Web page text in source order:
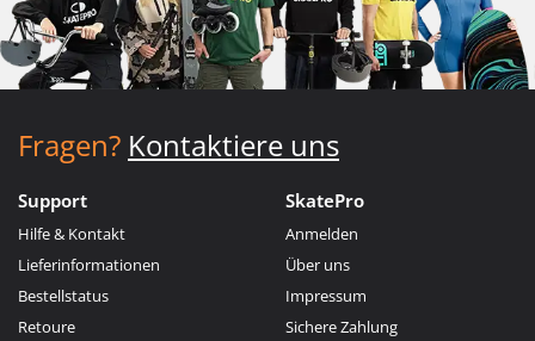
Fragen? Kontaktiere uns
Support
Hilfe & Kontakt
Lieferinformationen
Bestellstatus
Retoure
SkatePro
Anmelden
Über uns
Impressum
Sichere Zahlung